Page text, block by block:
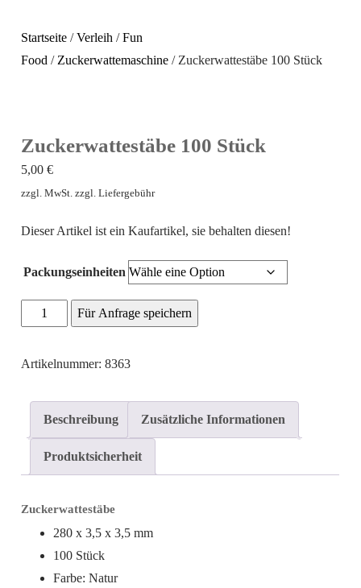
Startseite /Verleih /Fun
Food / Zuckerwattemaschine / Zuckerwattestäbe 100 Stück
Zuckerwattestäbe 100 Stück
5,00€
zzgl. MwSt. zzgl. Liefergebühr
Dieser Artikel ist ein Kaufartikel, sie behalten diesen!
Packungseinheiten
ZuckerwattestäbeFür Anfrage speichern
Artikelnummer: 8363
Beschreibung Zusätzliche Informationen
Produktsicherheit
Zuckerwattestäbe
280 x 3,5 x 3,5 mm
100 Stück
Farbe: Natur